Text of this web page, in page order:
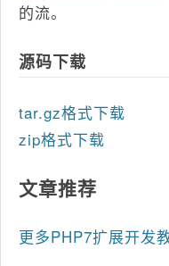
的流。
源码下载
tar.gz格式下载
zip格式下载
文章推荐
更多PHP7扩展开发